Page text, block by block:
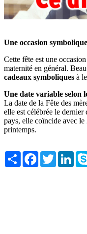
Une occasion symbolique
Cette fête est une
maternité en général.
cadeaux symboliques à
Une date variable selon
La date de la Fête des
elle est célébrée le dernier
pays, elle coïncide avec le
printemps.
Share FacebookTwitter